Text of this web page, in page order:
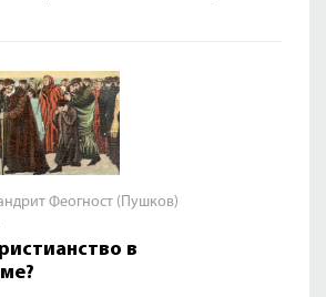
Феогност (Пушков)
в